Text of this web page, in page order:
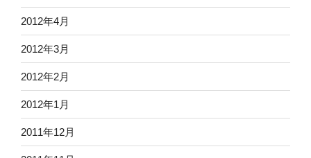
2012年4月
2012年3月
2012年2月
2012年1月
2011年12月